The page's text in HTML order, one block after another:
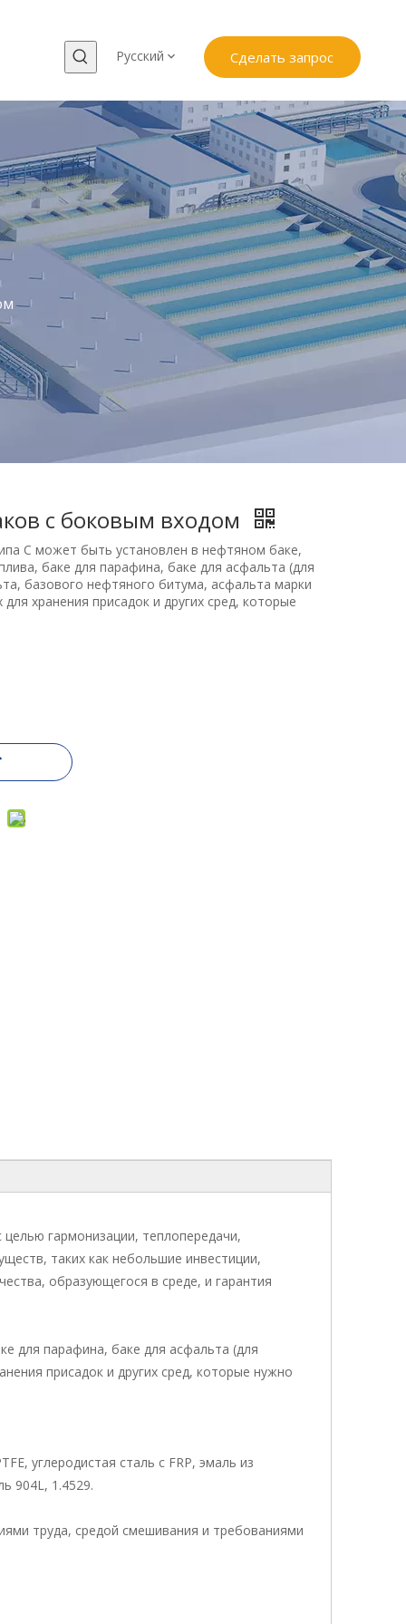
Pусский Сделать запрос
с боковым входом
C может быть установлен в нефтяном баке,
баке для парафина, баке для асфальта (для
базового нефтяного битума, асфальта марки
хранения присадок и других сред, которые
гармонизации, теплопередачи,
таких как небольшие инвестиции,
образующегося в среде, и гарантия
для парафина, баке для асфальта (для
присадок и других сред, которые нужно
углеродистая сталь с FRP, эмаль из
904L, 1.4529.
труда, средой смешивания и требованиями